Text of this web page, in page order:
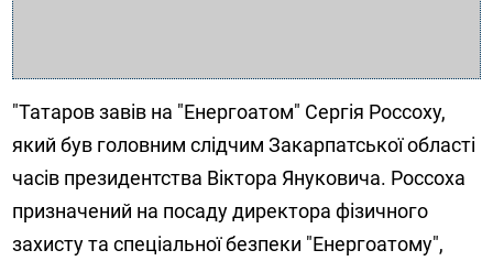
"Татаров завів на "Енергоатом" Сергія Россоху,
який був головним слідчим Закарпатської області
часів президентства Віктора Януковича. Россоха
призначений на посаду директора фізичного
захисту та спеціальної безпеки "Енергоатому",